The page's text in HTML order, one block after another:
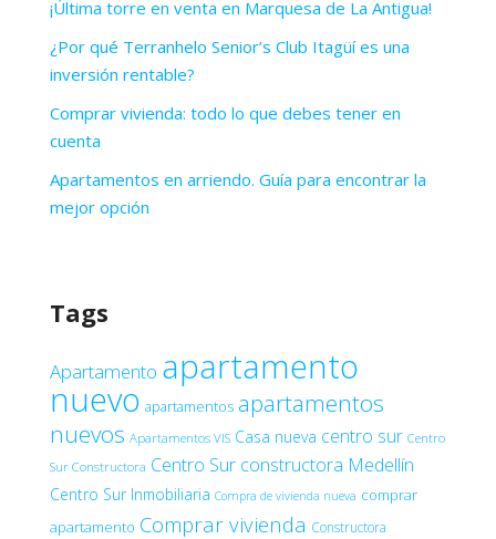
¡Última torre en venta en Marquesa de La Antigua!
¿Por qué Terranhelo Senior’s Club Itagüí es una
inversión rentable?
Comprar vivienda: todo lo que debes tener en
cuenta
Apartamentos en arriendo. Guía para encontrar la
mejor opción
Tags
Apartamento apartamento
nuevo apartamentos apartamentos
nuevos Apartamentos VIS Casa nueva centro sur Centro
Sur Constructora Centro Sur constructora Medellín
Centro Sur Inmobiliaria Compra de vivienda nueva comprar
apartamento Comprar vivienda Constructora